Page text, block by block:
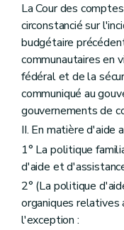
La Cour des
circonstancié sur
budgétaire
communautaires en
fédéral et de la
communiqué au
gouvernements de
II. En matière d'aide
1° La politique
d'aide et
2° (La politique
organiques relatives
l'exception :